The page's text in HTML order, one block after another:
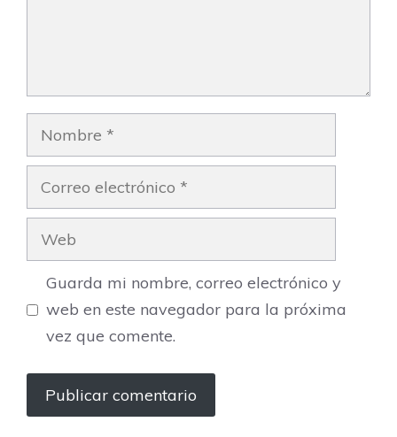
Nombre
Correo
electrónico
Web
Guarda mi nombre, correo electrónico y
web en este navegador para la próxima
vez que comente.